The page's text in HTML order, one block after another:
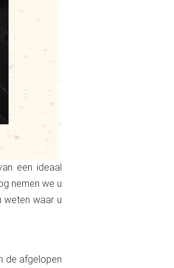
een ideaal
nemen we u
weten waar u
de afgelopen